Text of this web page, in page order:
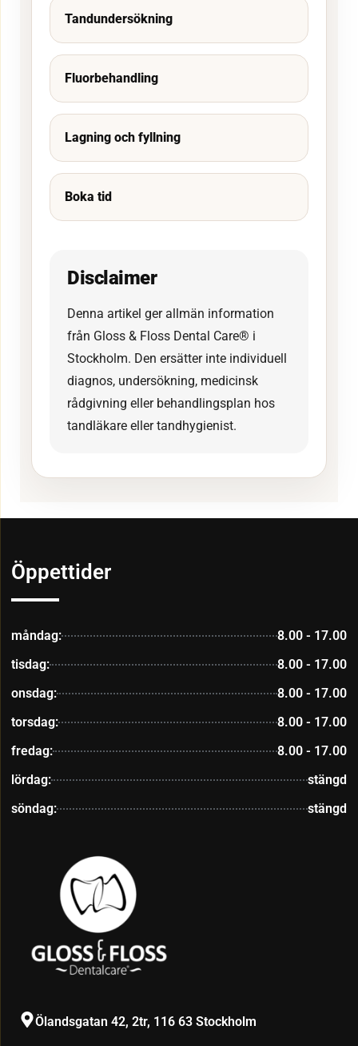
Tandundersökning
Fluorbehandling
Lagning och fyllning
Boka tid
Disclaimer
Denna artikel ger allmän information
från Gloss & Floss Dental Care® i
Stockholm. Den ersätter inte individuell
diagnos, undersökning, medicinsk
rådgivning eller behandlingsplan hos
tandläkare eller tandhygienist.
Ölandsgatan 42, 2tr, 116 63 Stockholm
Öppettider
måndag:
8.00 - 17.00
tisdag:
8.00 - 17.00
onsdag:
8.00 - 17.00
torsdag:
8.00 - 17.00
fredag:
8.00 - 17.00
lördag:
stängd
söndag:
stängd